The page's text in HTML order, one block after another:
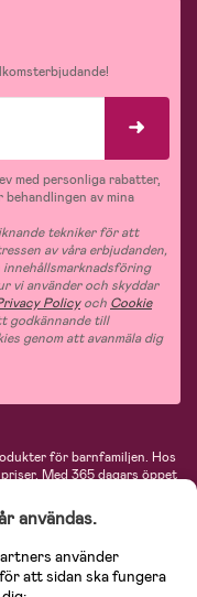
med personliga rabatter,
av mina
tekniker för att
av våra erbjudanden,
vi använder och skyddar
Policyoch Cookie
godkännande till
genom att avanmäla dig
för barnfamiljen. Hos
priser.Med 365 dagars öppet
kläder för barn och
inredning, leksaker,
från välkända
BabyBjörn, Didriksons,
LEGO och många fler.
användas.
använder
att sidan ska fungera